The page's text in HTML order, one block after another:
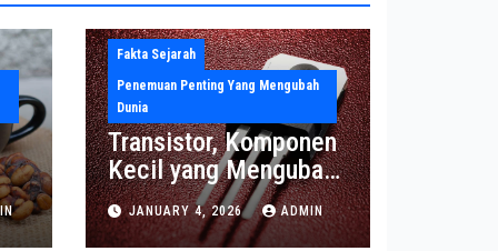
Fakta Sejarah
Penemuan Penting Yang Mengubah
Dunia
Transistor, Komponen
Kecil yang Mengubah
Dunia Elektronika
Modern
JANUARY 4, 2026 ADMIN